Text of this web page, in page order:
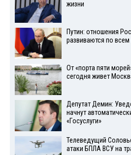
жизни
Путин: отношения
развиваются по
От «порта пяти
сегодня живет
Депутат Демин:
начнут
«Госуслуги»
Телеведущий
атаки БПЛА ВСУ на